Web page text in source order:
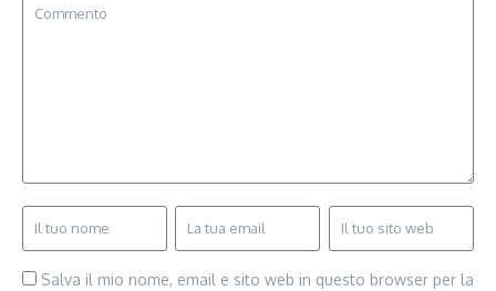
Salva il mio nome, email e sito web in questo browser per la